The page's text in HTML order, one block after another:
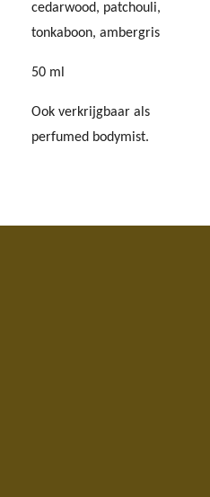
cedarwood, patchouli,
tonkaboon, ambergris
50 ml
Ook verkrijgbaar als
perfumed bodymist.